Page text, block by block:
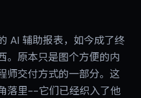
AI 辅助报表，如今成了终
。原本只是图个方便的内
师交付方式的一部分。这
落里--它们已经织入了他